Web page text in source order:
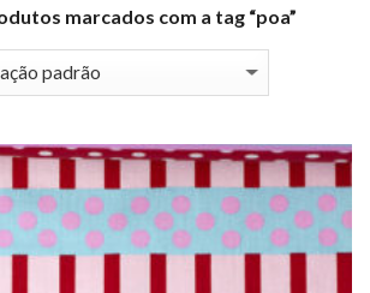
marcados com a tag “poa”